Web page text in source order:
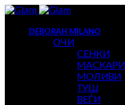
DEBORAH MILANO
ОЧИ
СЕНКИ
МАСКАРИ
МОЛИВИ
ТУШ
ВЕЃИ